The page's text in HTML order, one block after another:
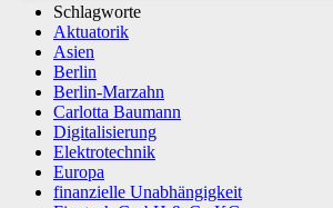
Schlagworte
Aktuatorik
Asien
Berlin
Berlin-Marzahn
Carlotta Baumann
Digitalisierung
Elektrotechnik
Europa
finanzielle Unabhängigkeit